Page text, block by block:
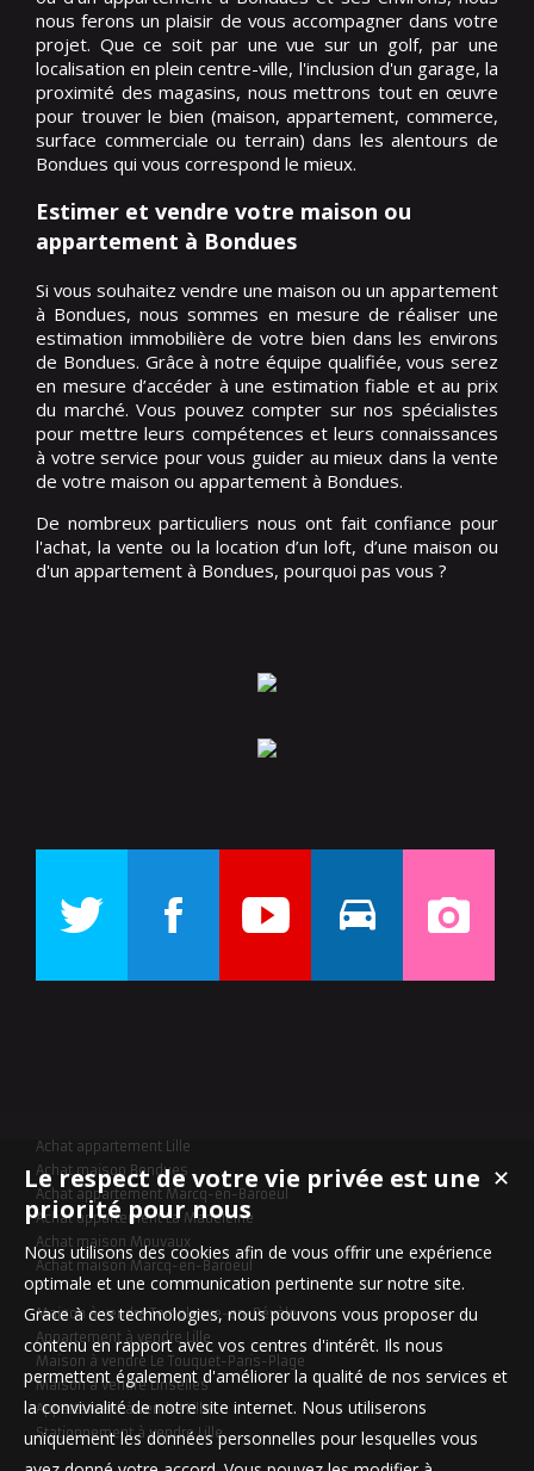
nous ferons un plaisir de vous accompagner dans votre
projet. Que ce soit par une vue sur un golf, par une
localisation en plein centre-ville, l'inclusion d'un garage, la
proximité des magasins, nous mettrons tout en œuvre
pour trouver le bien (maison, appartement, commerce,
surface commerciale ou terrain) dans les alentours de
Bondues qui vous correspond le mieux.
Estimer et vendre votre maison ou
appartement à Bondues
Si vous souhaitez vendre une maison ou un appartement
à Bondues, nous sommes en mesure de réaliser une
estimation immobilière de votre bien dans les environs
de Bondues. Grâce à notre équipe qualifiée, vous serez
en mesure d’accéder à une estimation fiable et au prix
du marché. Vous pouvez compter sur nos spécialistes
pour mettre leurs compétences et leurs connaissances
à votre service pour vous guider au mieux dans la vente
de votre maison ou appartement à Bondues.
De nombreux particuliers nous ont fait confiance pour
l'achat, la vente ou la location d’un loft, d’une maison ou
d'un appartement à Bondues, pourquoi pas vous ?
Achat appartement Lille
Achat maison Bondues
Achat appartement Marcq-en-Baroeul
Achat appartement La Madeleine
Achat maison Mouvaux
Achat maison Marcq-en-Baroeul
Maison à vendre Templeuve-en-Pévèle
Appartement à vendre Lille
Maison à vendre Le Touquet-Paris-Plage
Maison à vendre Linselles
Appartement à vendre Lille
Stationnement à vendre Lille
✕
Le respect de votre vie privée est une
priorité pour nous
Nous utilisons des cookies afin de vous offrir une expérience
optimale et une communication pertinente sur notre site.
Grace à ces technologies, nous pouvons vous proposer du
contenu en rapport avec vos centres d'intérêt. Ils nous
permettent également d'améliorer la qualité de nos services et
la convivialité de notre site internet. Nous utiliserons
uniquement les données personnelles pour lesquelles vous